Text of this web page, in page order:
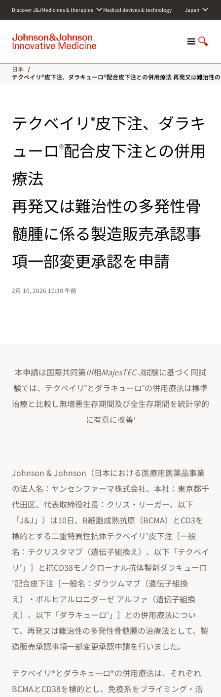
c
Discover J&JMedicines & therapies Medical devices & technology Japan
M
n
u
S
o
w
r
c
日本 /
テクベイリ®皮下注、ダラキューロ®配合皮下注との併用療法 再発又は難治性
テクベイリ ®皮下注、ダラキ
ューロ®配合皮下注との併用
療法
再発又は難治性の多発性骨
髄腫に係る製造販売承認事
項一部変更承認を申請
2月 10, 2026 10:30 午前
本申請は国際共同第III相MajesTEC-3試験に基づく同試
験では、テクベイリ ® とダラキューロ®の併用療法は標準
治療と比較し無増悪生存期間及び全生存期間を統計学的
に有意に改善1
Johnson & Johnson（日本における医療用医薬品事業
の法人名：ヤンセンファーマ株式会社、本社：東京都千
代田区、代表取締役社長：クリス・リーガー、以下
「J&J」）は10日、B細胞成熟抗原（BCMA）とCD3を
標的とする二重特異性抗体テクベイリ ®皮下注［一般
名：テクリスタマブ（遺伝子組換え）、以下「テクベイ
リ ® 」］と抗CD38モノクローナル抗体製剤ダラキューロ
®配合皮下注［一般名：ダラツムマブ（遺伝子組換
え）・ボルヒアルロニダーゼ アルファ（遺伝子組換
え）、以下「ダラキューロ® 」］との併用療法につい
て、再発又は難治性の多発性骨髄腫の治療法として、製
造販売承認事項一部変更承認申請を行いました。
テクベイリ®とダラキューロ®の併用療法は、それぞれ
BCMAとCD38を標的とし、免疫系をプライミング・活